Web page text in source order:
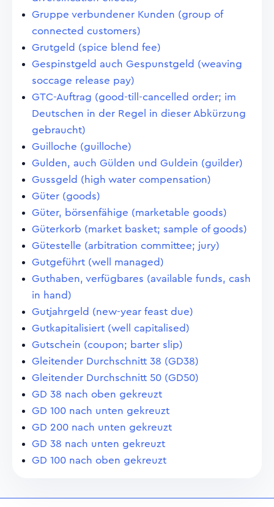
Gruppe verbundener Kunden (group of
connected customers)
Grutgeld (spice blend fee)
Gespinstgeld auch Gespunstgeld (weaving
soccage release pay)
GTC-Auftrag (good-till-cancelled order; im
Deutschen in der Regel in dieser Abkürzung
gebraucht)
Guilloche (guilloche)
Gulden, auch Gülden und Guldein (guilder)
Gussgeld (high water compensation)
Güter (goods)
Güter, börsenfähige (marketable goods)
Güterkorb (market basket; sample of goods)
Gütestelle (arbitration committee; jury)
Gutgeführt (well managed)
Guthaben, verfügbares (available funds, cash
in hand)
Gutjahrgeld (new-year feast due)
Gutkapitalisiert (well capitalised)
Gutschein (coupon; barter slip)
Gleitender Durchschnitt 38 (GD38)
Gleitender Durchschnitt 50 (GD50)
GD 38 nach oben gekreuzt
GD 100 nach unten gekreuzt
GD 200 nach unten gekreuzt
GD 38 nach unten gekreuzt
GD 100 nach oben gekreuzt